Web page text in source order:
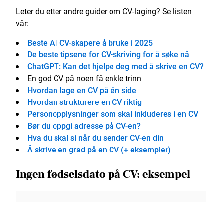
Leter du etter andre guider om CV-laging? Se listen
vår:
Beste AI CV-skapere å bruke i 2025
De beste tipsene for CV-skriving for å søke nå
ChatGPT: Kan det hjelpe deg med å skrive en CV?
En god CV på noen få enkle trinn
Hvordan lage en CV på én side
Hvordan strukturere en CV riktig
Personopplysninger som skal inkluderes i en CV
Bør du oppgi adresse på CV-en?
Hva du skal si når du sender CV-en din
Å skrive en grad på en CV (+ eksempler)
Ingen fødselsdato på CV: eksempel